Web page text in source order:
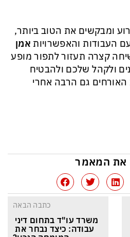
ומבקשים את הטוב ביותר,
העבודות והאפשרויות אמן
קצרה תעזור לתפור מופע
ולקהל שלכם ולהבטיח
האורחים גם הרבה אחרי
את המאמר
כתבה הבאה
משרד עו"ד בתחום דיני
עבודה: כיצד נבחר את